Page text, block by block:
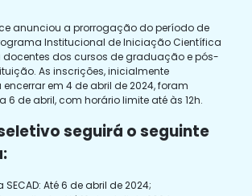
anunciou a prorrogação do período de
Institucional de Iniciação Científica
docentes dos cursos de graduação e pós-
As inscrições, inicialmente
em 4 de abril de 2024, foram
6 de abril, com horário limite até às 12h.
seguirá o seguinte
Até 6 de abril de 2024;